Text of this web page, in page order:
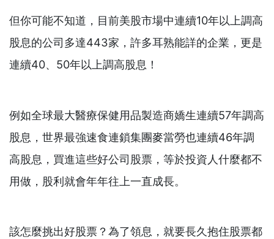
但你可能不知道，目前美股市場中連續10年以上調高
股息的公司多達443家，許多耳熟能詳的企業，更是
連續40、50年以上調高股息！
例如全球最大醫療保健用品製造商嬌生連續57年調高
股息，世界最強速食連鎖集團麥當勞也連續46年調
高股息，買進這些好公司股票，等於投資人什麼都不
用做，股利就會年年往上一直成長。
該怎麼挑出好股票？為了領息，就要長久抱住股票都